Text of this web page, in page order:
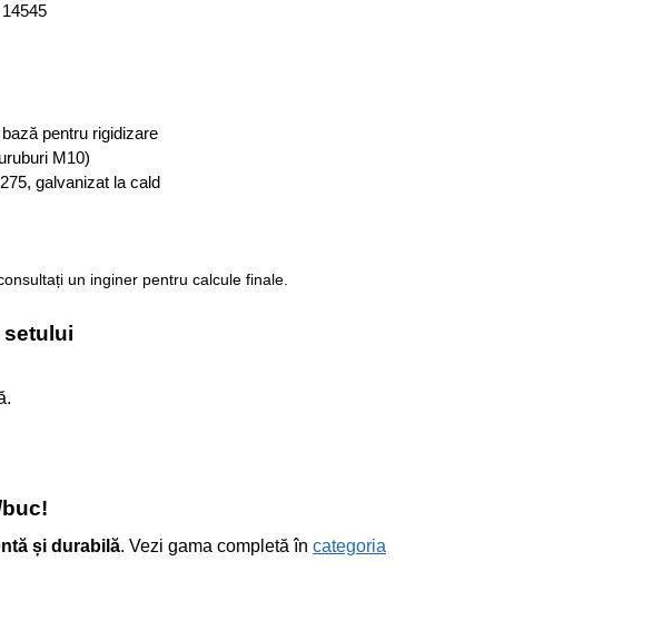
pentru rigidizare
M10)
galvanizat la cald
un inginer pentru calcule finale.
setului
și durabilă. Vezi gama completă în categoria